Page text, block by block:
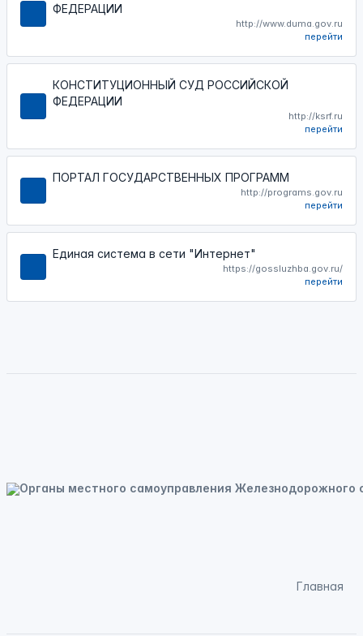
ФЕДЕРАЦИИ
http://www.duma.gov.ru
перейти
КОНСТИТУЦИОННЫЙ СУД РОССИЙСКОЙ
ФЕДЕРАЦИИ
http://ksrf.ru
перейти
ПОРТАЛ ГОСУДАРСТВЕННЫХ ПРОГРАММ
http://programs.gov.ru
перейти
Единая система в сети "Интернет"
https://gossluzhba.gov.ru/
перейти
Главная